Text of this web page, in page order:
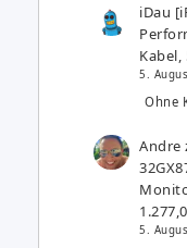
iDau
Kabel,
5.
Ohne
Andre
5.